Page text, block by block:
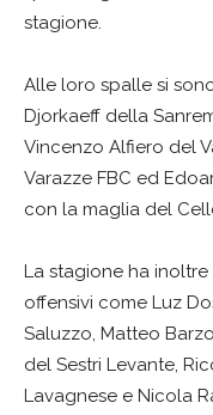
stagione.
Alle loro spalle si
Djorkaeff della
Vincenzo Alfiero del
Varazze FBC ed
con la maglia del
La stagione ha
offensivi come Luz
Saluzzo, Matteo
del Sestri Levante,
Lavagnese e Nicola